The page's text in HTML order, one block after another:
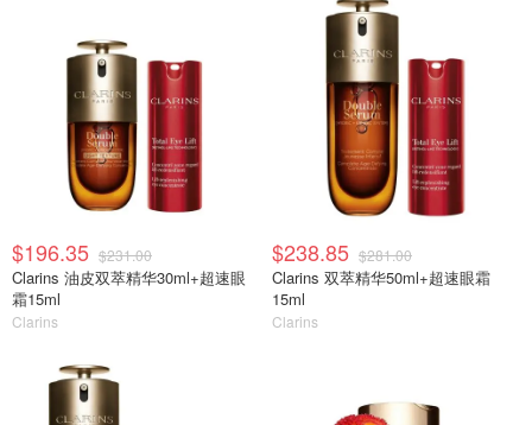
$196.35 $231.00
Clarins 油皮双萃精华30ml+超速眼
霜15ml
Clarins
$238.85 $281.00
Clarins 双萃精华50ml+超速眼霜
15ml
Clarins